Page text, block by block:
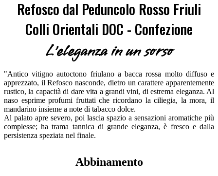
Refosco dal Peduncolo Rosso Friuli
Colli Orientali DOC - Confezione
L'eleganza in un sorso
"Antico vitigno autoctono friulano a bacca rossa molto diffuso e
apprezzato, il Refosco nasconde, dietro un carattere apparentemente
rustico, la capacità di dare vita a grandi vini, di estrema eleganza. Al
naso esprime profumi fruttati che ricordano la ciliegia, la mora, il
mandarino insieme a note di tabacco dolce.
Al palato apre severo, poi lascia spazio a sensazioni aromatiche più
complesse; ha trama tannica di grande eleganza, è fresco e dalla
persistenza speziata nel finale.
Abbinamento